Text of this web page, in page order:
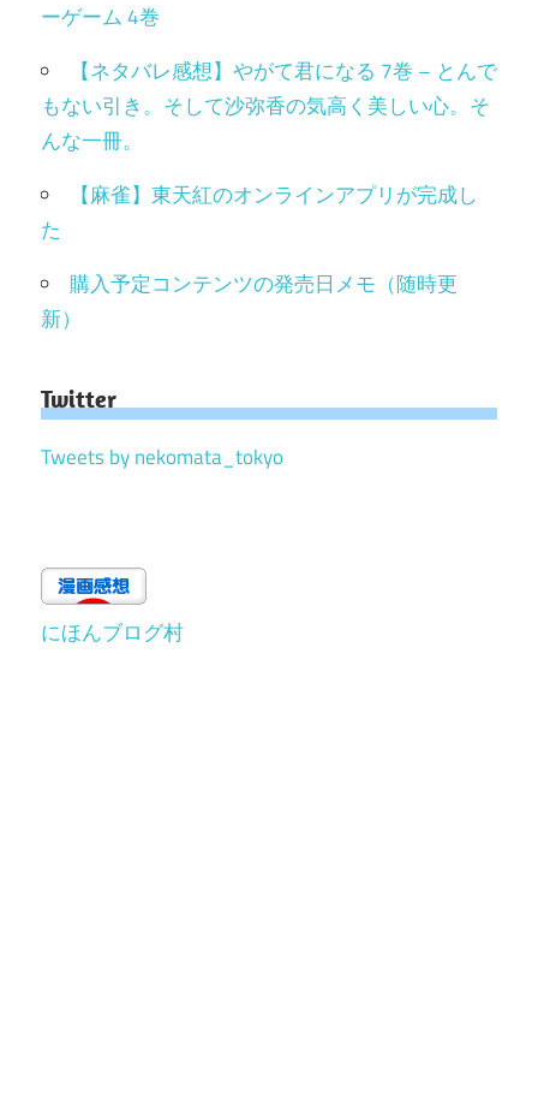
ーゲーム 4巻
【ネタバレ感想】やがて君になる 7巻 – とんで
もない引き。そして沙弥香の気高く美しい心。そ
んな一冊。
【麻雀】東天紅のオンラインアプリが完成し
た
購入予定コンテンツの発売日メモ（随時更
新）
Twitter
Tweets by nekomata_tokyo
にほんブログ村